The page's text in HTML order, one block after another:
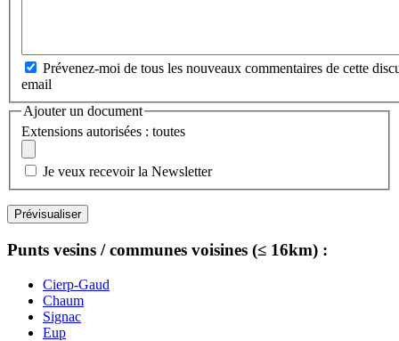
Prévenez-moi de tous les nouveaux commentaires de cette
email
Ajouter un document
Extensions autorisées : toutes
Je veux recevoir la Newsletter
Punts vesins / communes voisines (≤ 16km) :
Cierp-Gaud
Chaum
Signac
Eup